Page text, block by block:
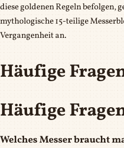
diese goldenen Regeln befolgen,
mythologische 15-teilige
Vergangenheit an.
Häufige
Häufige
Welches Messer braucht